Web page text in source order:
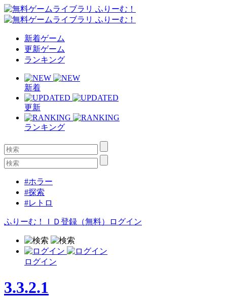
新着ゲーム
更新ゲーム
ランキング
新着
更新
ランキング
#ホラー
#探索
#レトロ
ふりーむ！ＩＤ登録（無料） ログイン
ログイン
3.3.2.1